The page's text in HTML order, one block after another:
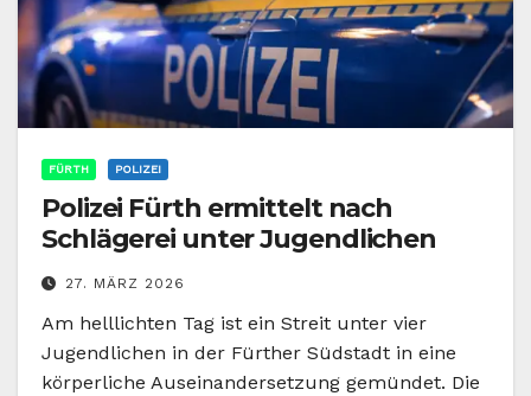
FÜRTH POLIZEI
Polizei Fürth ermittelt nach
Schlägerei unter Jugendlichen
27. MÄRZ 2026
Am helllichten Tag ist ein Streit unter vier
Jugendlichen in der Fürther Südstadt in eine
körperliche Auseinandersetzung gemündet. Die